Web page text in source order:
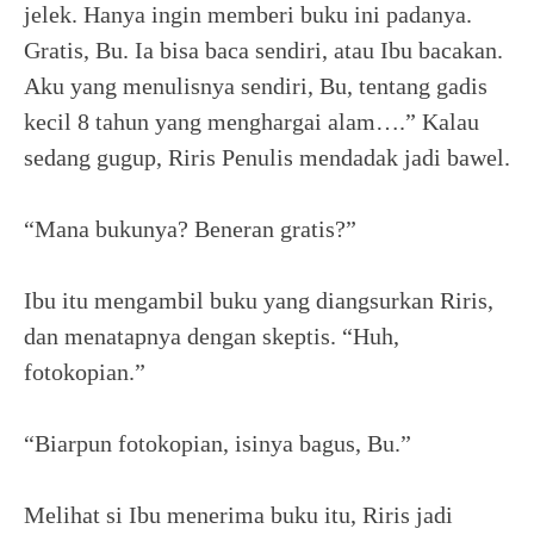
jelek. Hanya ingin memberi buku ini padanya.
Gratis, Bu. Ia bisa baca sendiri, atau Ibu bacakan.
Aku yang menulisnya sendiri, Bu, tentang gadis
kecil 8 tahun yang menghargai alam….” Kalau
sedang gugup, Riris Penulis mendadak jadi bawel.
“Mana bukunya? Beneran gratis?”
Ibu itu mengambil buku yang diangsurkan Riris,
dan menatapnya dengan skeptis. “Huh,
fotokopian.”
“Biarpun fotokopian, isinya bagus, Bu.”
Melihat si Ibu menerima buku itu, Riris jadi